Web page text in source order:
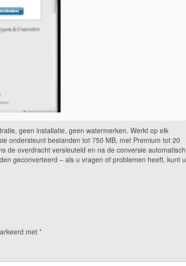
geen installatie, geen watermerken. Werkt op elk
ondersteunt bestanden tot 750 MB, met Premium tot 20
de overdracht versleuteld en na de conversie automatisch
geconverteerd – als u vragen of problemen heeft, kunt u
met *